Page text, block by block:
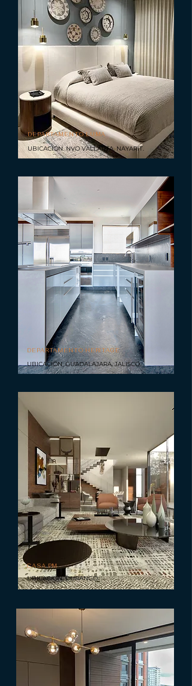
DEPARTAMENTO LUMA
UBICACIÓN. NVO VALLARTA, NAYARIT.
DEPARTAMENTO HERITAGE
UBICACIÓN. GUADALAJARA, JALISCO.
CASA PM
UBICACIÓN. DURANGO.